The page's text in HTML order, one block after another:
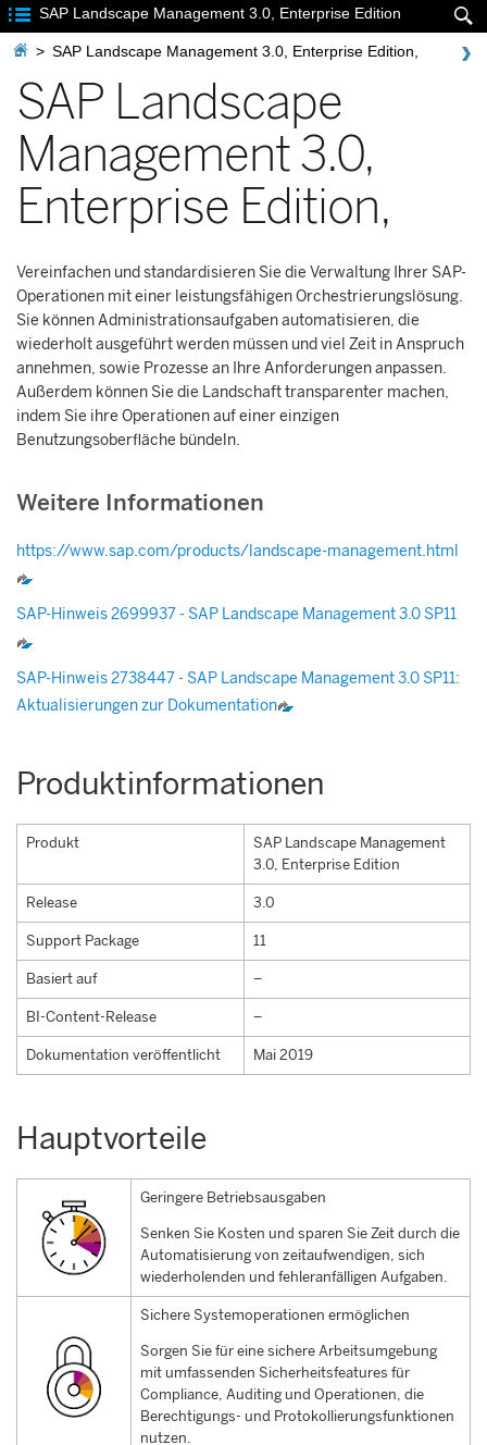

 SAP Landscape Management 3.0, Enterprise Edition
 > SAP Landscape Management 3.0, Enterprise Edition,
SAP Landscape
Management3.0,
Enterprise Edition,
Vereinfachen und standardisieren Sie die Verwaltung Ihrer SAP-
Operationen mit einer leistungsfähigen Orchestrierungslösung.
Sie können Administrationsaufgaben automatisieren, die
wiederholt ausgeführt werden müssen und viel Zeit in Anspruch
annehmen, sowie Prozesse an Ihre Anforderungen anpassen.
Außerdem können Sie die Landschaft transparenter machen,
indem Sie ihre Operationen auf einer einzigen
Benutzungsoberfläche bündeln.
Weitere Informationen
https://www.sap.com/products/landscape-management.html
SAP-Hinweis 2699937 - SAP Landscape Management3.0 SP11
SAP-Hinweis 2738447 - SAP Landscape Management3.0 SP11:
Aktualisierungen zur Dokumentation
Produktinformationen
Produkt
SAP Landscape Management
3.0, Enterprise Edition
Release 3.0
Support Package 11
Basiert auf –
BI-Content-Release –
Dokumentation veröffentlicht Mai 2019
Hauptvorteile
Geringere Betriebsausgaben
Senken Sie Kosten und sparen Sie Zeit durch die
Automatisierung von zeitaufwendigen, sich
wiederholenden und fehleranfälligen Aufgaben.
Sichere Systemoperationen ermöglichen
Sorgen Sie für eine sichere Arbeitsumgebung
mit umfassenden Sicherheitsfeatures für
Compliance, Auditing und Operationen, die
Berechtigungs- und Protokollierungsfunktionen
nutzen.